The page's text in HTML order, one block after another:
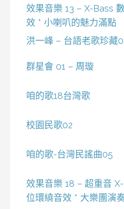
效果音樂 13 – X-Bass
效 * 小喇叭的魅力滿點
洪一峰 – 台語老歌珍藏
群星會 01 – 周璇
咱的歌18台灣歌
校園民歌02
咱的歌-台灣民謠曲05
效果音樂 18 – 超重音
位環繞音效 * 大樂團演